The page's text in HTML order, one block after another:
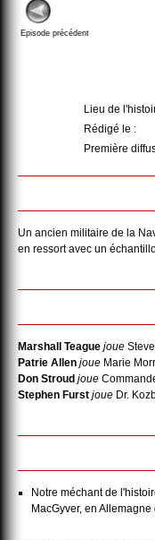
Episode précédent
Lieu de
Rédigé le :
Première
Un ancien militaire de la
en ressort avec un
Marshall Teague joue
Patrie Allen joue Marie
Don Stroud joue
Stephen Furst joue Dr.
Notre méchant de
MacGyver, en Allemagne